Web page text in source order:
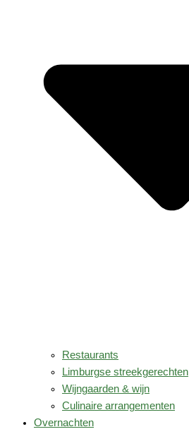
Restaurants
Limburgse streekgerechten
Wijngaarden & wijn
Culinaire arrangementen
Overnachten